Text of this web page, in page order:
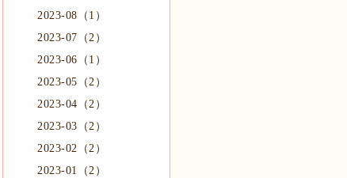
2023-08（1）
2023-07（2）
2023-06（1）
2023-05（2）
2023-04（2）
2023-03（2）
2023-02（2）
2023-01（2）